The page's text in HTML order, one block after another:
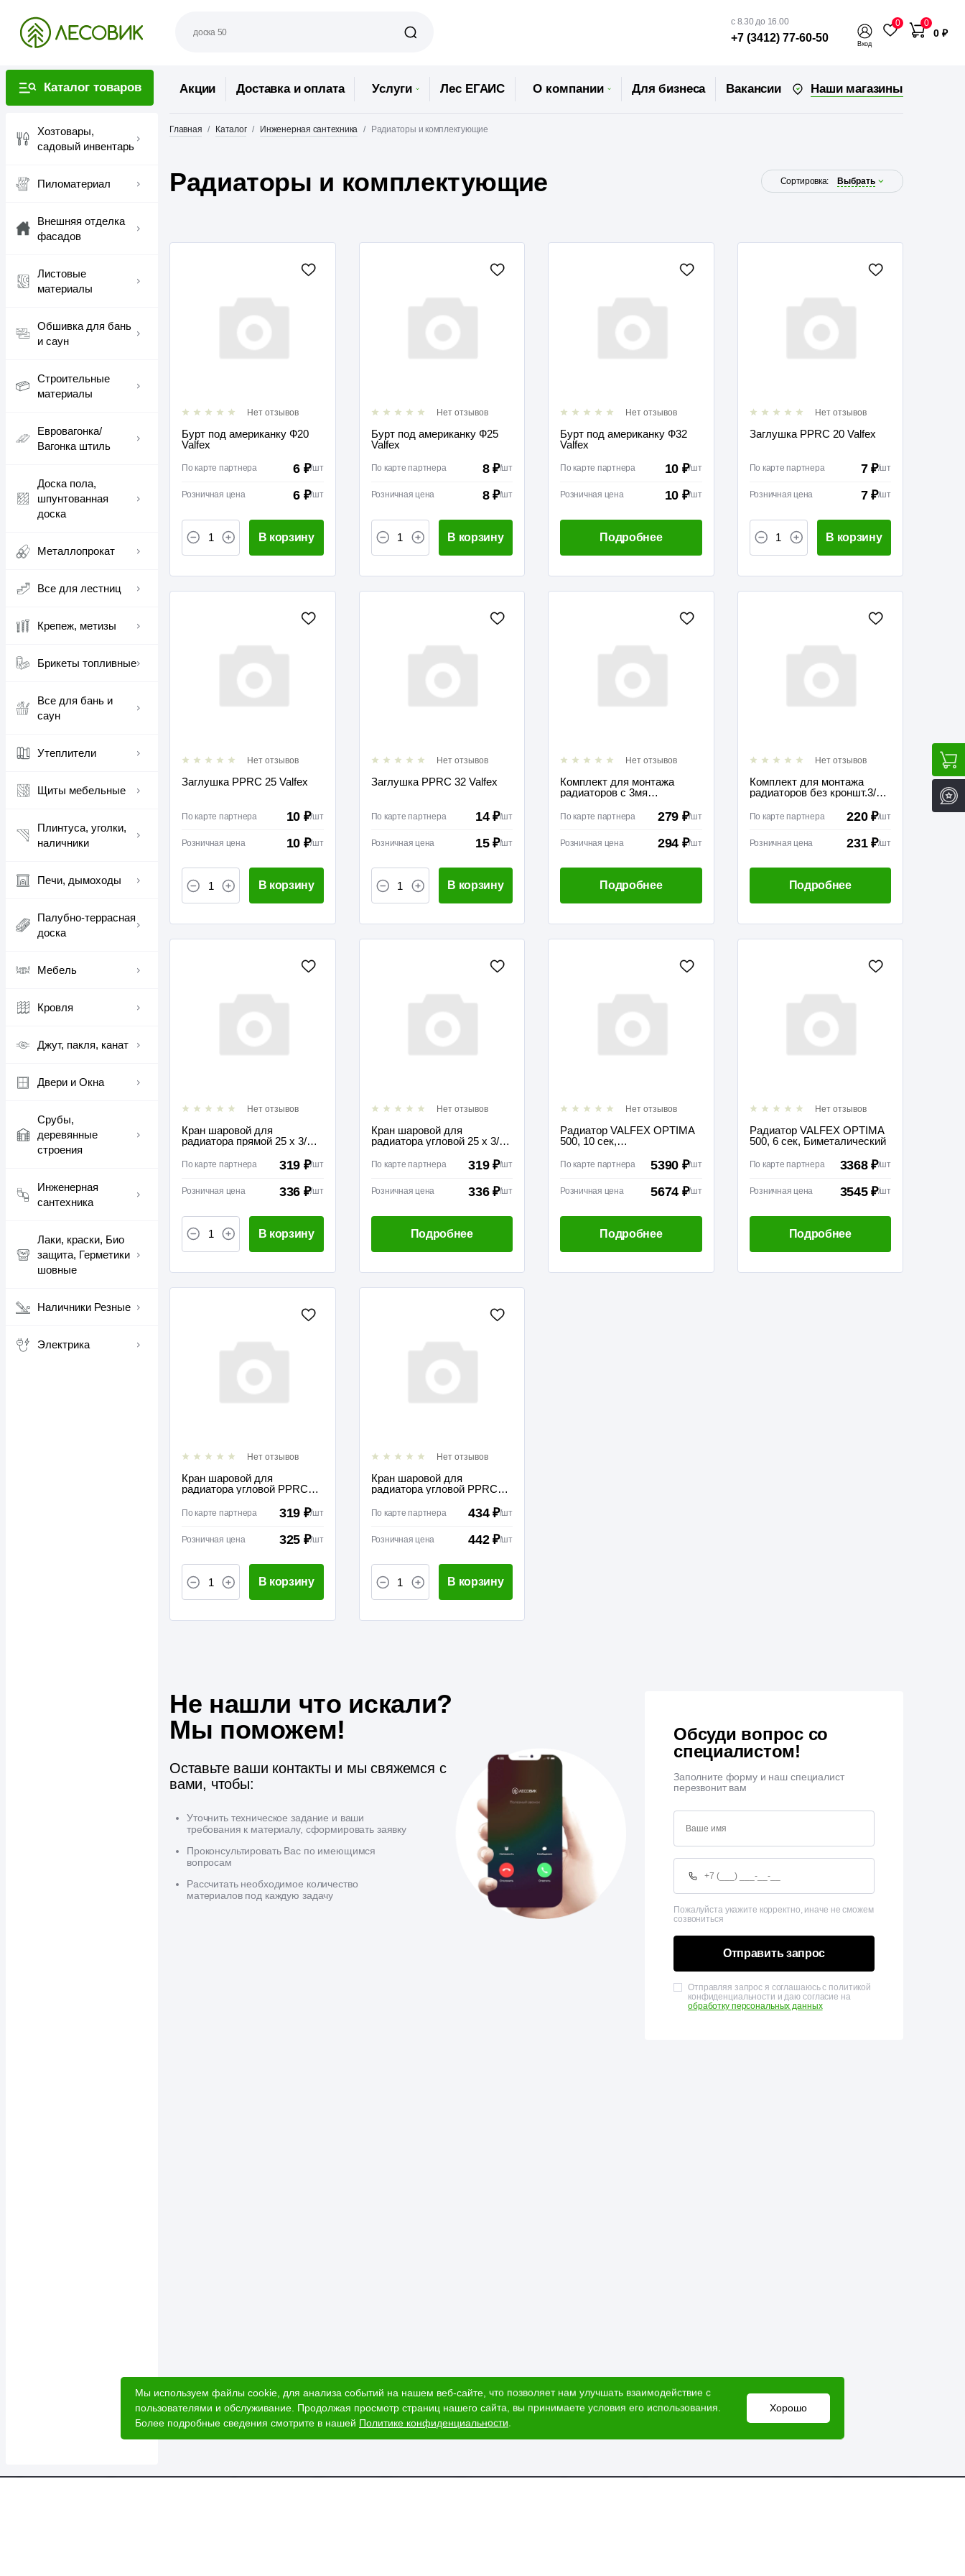
с 8.30 до 16.00
+7 (3412) 77-60-50 Вход
0 0
0 ₽
Каталог товаров
Хозтовары,
садовый инвентарь
Пиломатериал
Внешняя отделка
фасадов
Листовые
материалы
Обшивка для бань
и саун
Строительные
материалы
Евровагонка/
Вагонка штиль
Доска пола,
шпунтованная
доска
Металлопрокат
Все для лестниц
Крепеж, метизы
Брикеты топливные
Все для бань и
саун
Утеплители
Щиты мебельные
Плинтуса, уголки,
наличники
Печи, дымоходы
Палубно-террасная
доска
Мебель
Кровля
Джут, пакля, канат
Двери и Окна
Срубы,
деревянные
строения
Инженерная
сантехника
Лаки, краски, Био
защита, Герметики
шовные
Наличники Резные
Электрика
Акции Доставка и оплата Услуги Лес ЕГАИС О компании Для бизнеса Вакансии Наши магазины
Главная Каталог Инженерная сантехника Радиаторы и комплектующие
Радиаторы и комплектующие Сортировка: Выбрать
Нет отзывов
Бурт под американку Ф20
Valfex
По карте партнера 6 ₽/шт
Розничная цена 6 ₽/шт
В корзину
Нет отзывов
Бурт под американку Ф25
Valfex
По карте партнера 8 ₽/шт
Розничная цена 8 ₽/шт
В корзину
Нет отзывов
Бурт под американку Ф32
Valfex
По карте партнера 10 ₽/шт
Розничная цена 10 ₽/шт
Подробнее
Нет отзывов
Заглушка PPRC 20 Valfex
По карте партнера 7 ₽/шт
Розничная цена 7 ₽/шт
В корзину
Нет отзывов
Заглушка PPRC 25 Valfex
По карте партнера 10 ₽/шт
Розничная цена 10 ₽/шт
В корзину
Нет отзывов
Заглушка PPRC 32 Valfex
По карте партнера 14 ₽/шт
Розничная цена 15 ₽/шт
В корзину
Нет отзывов
Комплект для монтажа
радиаторов с 3мя
По карте партнера 279 ₽/шт
Розничная цена 294 ₽/шт
Подробнее
Нет отзывов
Комплект для монтажа
радиаторов без кроншт.3/4
По карте партнера 220 ₽/шт
Розничная цена 231 ₽/шт
Подробнее
Нет отзывов
Кран шаровой для
радиатора прямой 25 х 3/4
По карте партнера 319 ₽/шт
Розничная цена 336 ₽/шт
В корзину
Нет отзывов
Кран шаровой для
радиатора угловой 25 х 3/4
По карте партнера 319 ₽/шт
Розничная цена 336 ₽/шт
Подробнее
Нет отзывов
Радиатор VALFEX OPTIMA
500, 10 сек,
По карте партнера 5390 ₽/шт
Розничная цена 5674 ₽/шт
Подробнее
Нет отзывов
Радиатор VALFEX OPTIMA
500, 6 сек, Биметалический
По карте партнера 3368 ₽/шт
Розничная цена 3545 ₽/шт
Подробнее
Нет отзывов
Кран шаровой для
радиатора угловой PPRC
По карте партнера 319 ₽/шт
Розничная цена 325 ₽/шт
В корзину
Нет отзывов
Кран шаровой для
радиатора угловой PPRC
По карте партнера 434 ₽/шт
Розничная цена 442 ₽/шт
В корзину
Не нашли что искали?
Мы поможем!
Оставьте ваши контакты и мы свяжемся с
вами, чтобы:
Уточнить техническое задание и ваши
требования к материалу, сформировать заявку
Проконсультировать Вас по имеющимся
вопросам
Рассчитать необходимое количество
материалов под каждую задачу
Обсуди вопрос со
специалистом!
Заполните форму и наш специалист
перезвонит вам
Пожалуйста укажите корректно, иначе не сможем
созвониться
Отправить запрос
Отправляя запрос я соглашаюсь с политикой
конфиденциальности и даю согласие на
обработку персональных данных
Мы используем файлы cookie, для анализа событий на нашем веб-сайте, что позволяет нам улучшать взаимодействие с
пользователями и обслуживание. Продолжая просмотр страниц нашего сайта, вы принимаете условия его использования.
Более подробные сведения смотрите в нашей Политике конфиденциальности.
Хорошо